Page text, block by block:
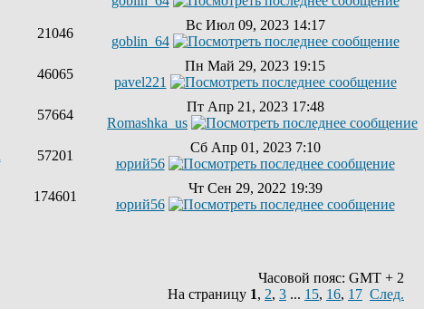
21046
Вс Июл 09, 2023 14:17
goblin_64
46065
Пн Май 29, 2023 19:15
pavel221
57664
Пт Апр 21, 2023 17:48
Romashka_us
57201
Сб Апр 01, 2023 7:10
юрий56
174601
Чт Сен 29, 2022 19:39
юрий56
Часовой пояс: GMT + 2
На страницу 1, 2, 3 ... 15, 16, 17 След.